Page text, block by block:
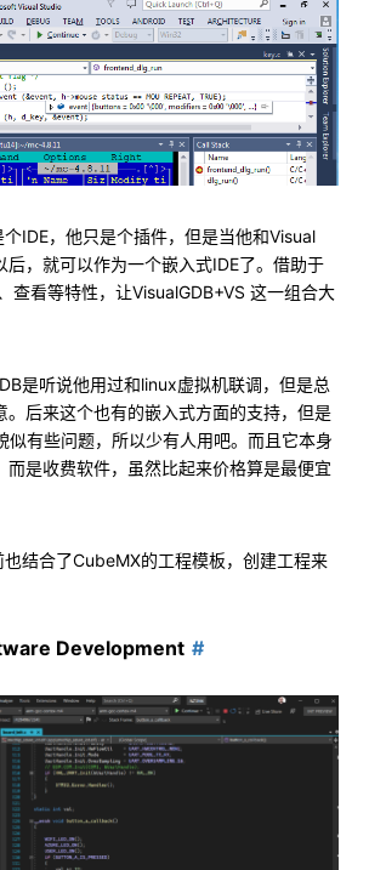
IDE，他只是个插件，但是当他和Visual
后，就可以作为一个嵌入式IDE了。借助于
查看等特性，让VisualGDB+VS 这一组合大
是听说他用过和linux虚拟机联调，但是总
。后来这个也有的嵌入式方面的支持，但是
有些问题，所以少有人用吧。而且它本身
而是收费软件，虽然比起来价格算是最便宜
也结合了CubeMX的工程模板，创建工程来
Development